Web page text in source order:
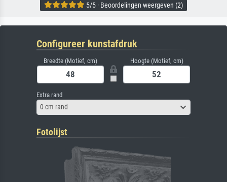
5/5 · Beoordelingen weergeven (2)
Configureer kunstafdruk
Breedte (Motief, cm) Hoogte (Motief, cm)
Extra rand
0 cm rand
Fotolijst